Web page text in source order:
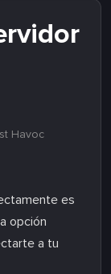
Havoc
es
opción
a tu